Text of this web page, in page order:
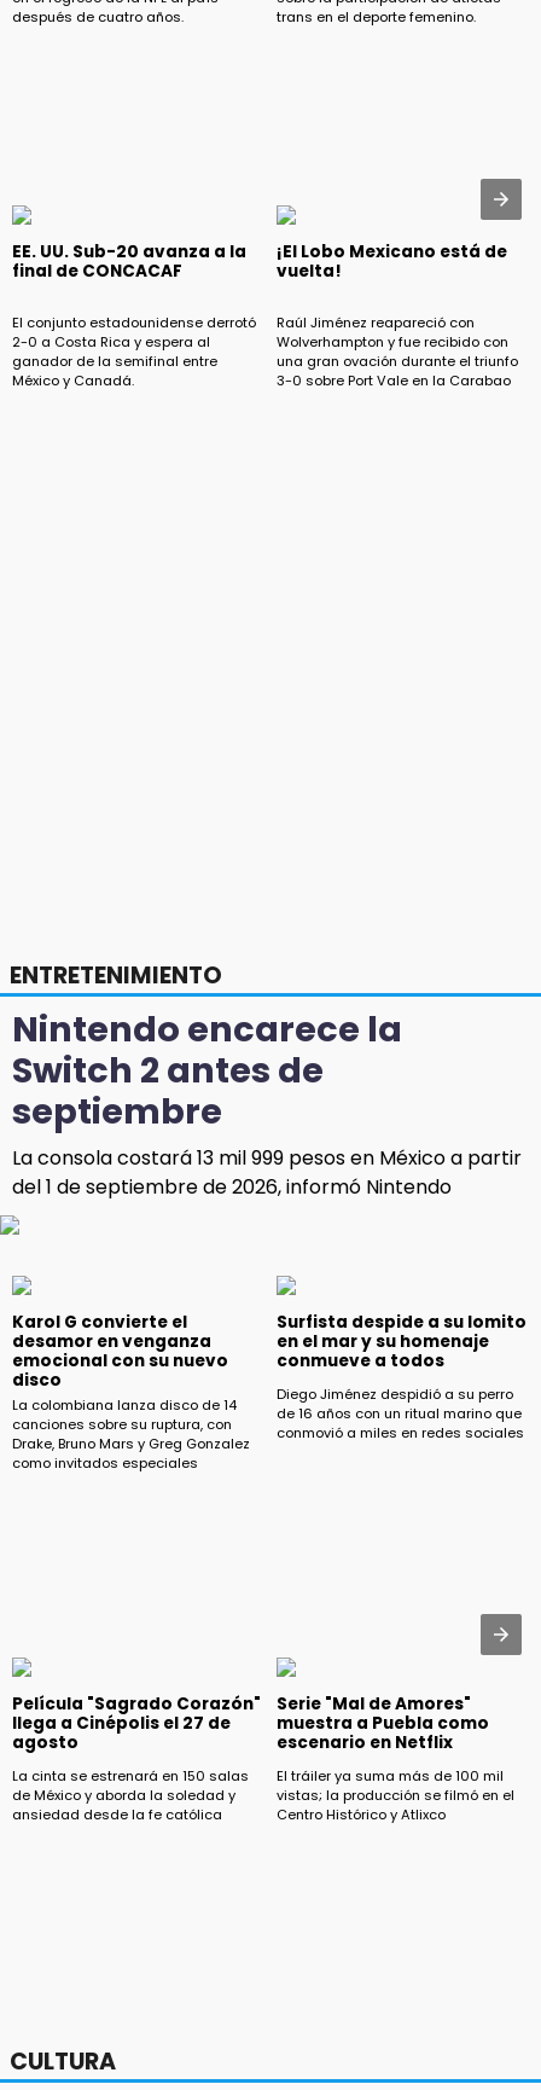
después de cuatro años.
trans en el deporte femenino.
EE. UU. Sub-20 avanza a la
final de CONCACAF
El conjunto estadounidense derrotó
2-0 a Costa Rica y espera al
ganador de la semifinal entre
México y Canadá.
¡El Lobo Mexicano está de
vuelta!
Raúl Jiménez reapareció con
Wolverhampton y fue recibido con
una gran ovación durante el triunfo
3-0 sobre Port Vale en la Carabao
ENTRETENIMIENTO
Nintendo encarece la
Switch 2 antes de
septiembre
La consola costará 13 mil 999 pesos en México a partir
del 1 de septiembre de 2026, informó Nintendo
Karol G convierte el
desamor en venganza
emocional con su nuevo
disco
La colombiana lanza disco de 14
canciones sobre su ruptura, con
Drake, Bruno Mars y Greg Gonzalez
como invitados especiales
Surfista despide a su lomito
en el mar y su homenaje
conmueve a todos
Diego Jiménez despidió a su perro
de 16 años con un ritual marino que
conmovió a miles en redes sociales
Película "Sagrado Corazón"
llega a Cinépolis el 27 de
agosto
La cinta se estrenará en 150 salas
de México y aborda la soledad y
ansiedad desde la fe católica
Serie "Mal de Amores"
muestra a Puebla como
escenario en Netflix
El tráiler ya suma más de 100 mil
vistas; la producción se filmó en el
Centro Histórico y Atlixco
CULTURA